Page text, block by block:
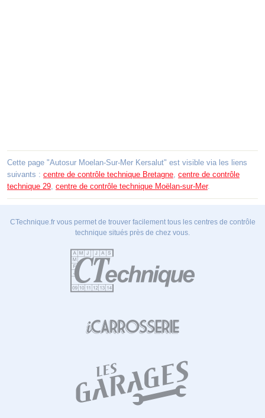
Cette page "Autosur Moelan-Sur-Mer Kersalut" est visible via les liens
suivants : centre de contrôle technique Bretagne centre de contrôle
technique 29 centre de contrôle technique Moëlan-sur-Mer.
CTechnique.fr vous permet de trouver facilement tous les centres de contrôle
technique situés près de chez vous.